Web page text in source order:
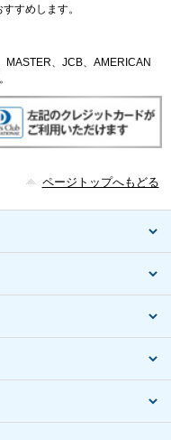
すめします。
MASTER、JCB、AMERICAN
ページトップへもどる